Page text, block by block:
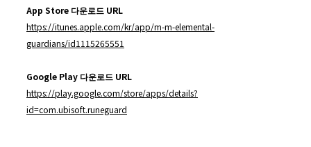
App Store 다운로드 URL
https://itunes.apple.com/kr/app/m-m-elemental-
guardians/id1115265551
Google Play 다운로드 URL
https://play.google.com/store/apps/details?
id=com.ubisoft.runeguard